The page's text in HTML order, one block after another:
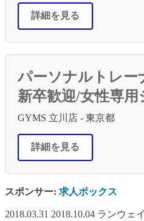
詳細を見る
パーソナルトレー
新卒歓迎/女性専用
GYMS 立川店 - 東京都
詳細を見る
スポンサー: 求人ボックス
2018.03.31 2018.10.04 ランウェ